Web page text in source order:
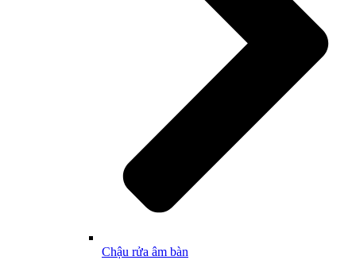
Chậu rửa âm bàn